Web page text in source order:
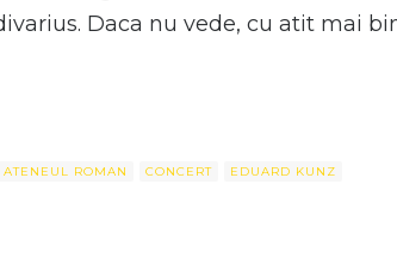
Daca nu vede, cu atit mai
ATENEUL ROMAN CONCERT EDUARD KUNZ